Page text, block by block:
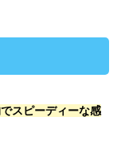
スピーディーな感